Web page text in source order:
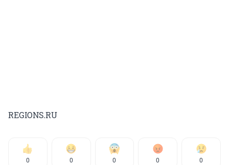
REGIONS.RU
0 0 0 0 0